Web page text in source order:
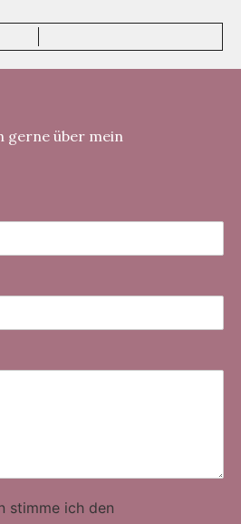
gerne über mein
stimme ich den